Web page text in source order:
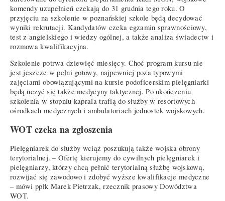
komendy uzupełnień czekają do 31 grudnia tego roku. O
przyjęciu na szkolenie w poznańskiej szkole będą decydować
wyniki rekrutacji. Kandydatów czeka egzamin sprawnościowy,
test z angielskiego i wiedzy ogólnej, a także analiza świadectw i
rozmowa kwalifikacyjna.
Szkolenie potrwa dziewięć miesięcy. Choć program kursu nie
jest jeszcze w pełni gotowy, najpewniej poza typowymi
zajęciami obowiązującymi na kursie podoficerskim pielęgniarki
będą uczyć się także medycyny taktycznej. Po ukończeniu
szkolenia w stopniu kaprala trafią do służby w resortowych
ośrodkach medycznych i ambulatoriach jednostek wojskowych.
WOT czeka na zgłoszenia
Pielęgniarek do służby wciąż poszukują także wojska obrony
terytorialnej. – Ofertę kierujemy do cywilnych pielęgniarek i
pielęgniarzy, którzy chcą pełnić terytorialną służbę wojskową,
rozwijać się zawodowo i zdobyć wyższe kwalifikacje medyczne
– mówi ppłk Marek Pietrzak, rzecznik prasowy Dowództwa
WOT.